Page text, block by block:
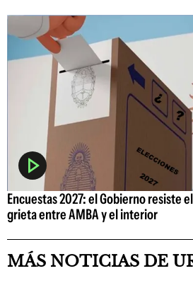
Encuestas 2027: el Gobierno resiste
grieta entre AMBA y el interior
MÁS NOTICIAS DE